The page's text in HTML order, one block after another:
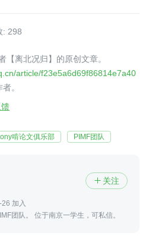
: 298
【离北况归】的原创文章。
article/f23e5a6d69f86814e7a40
。
啃论文俱乐部 PIMF团队
 关注
加入
团队。 位于南京一学生，可私信。